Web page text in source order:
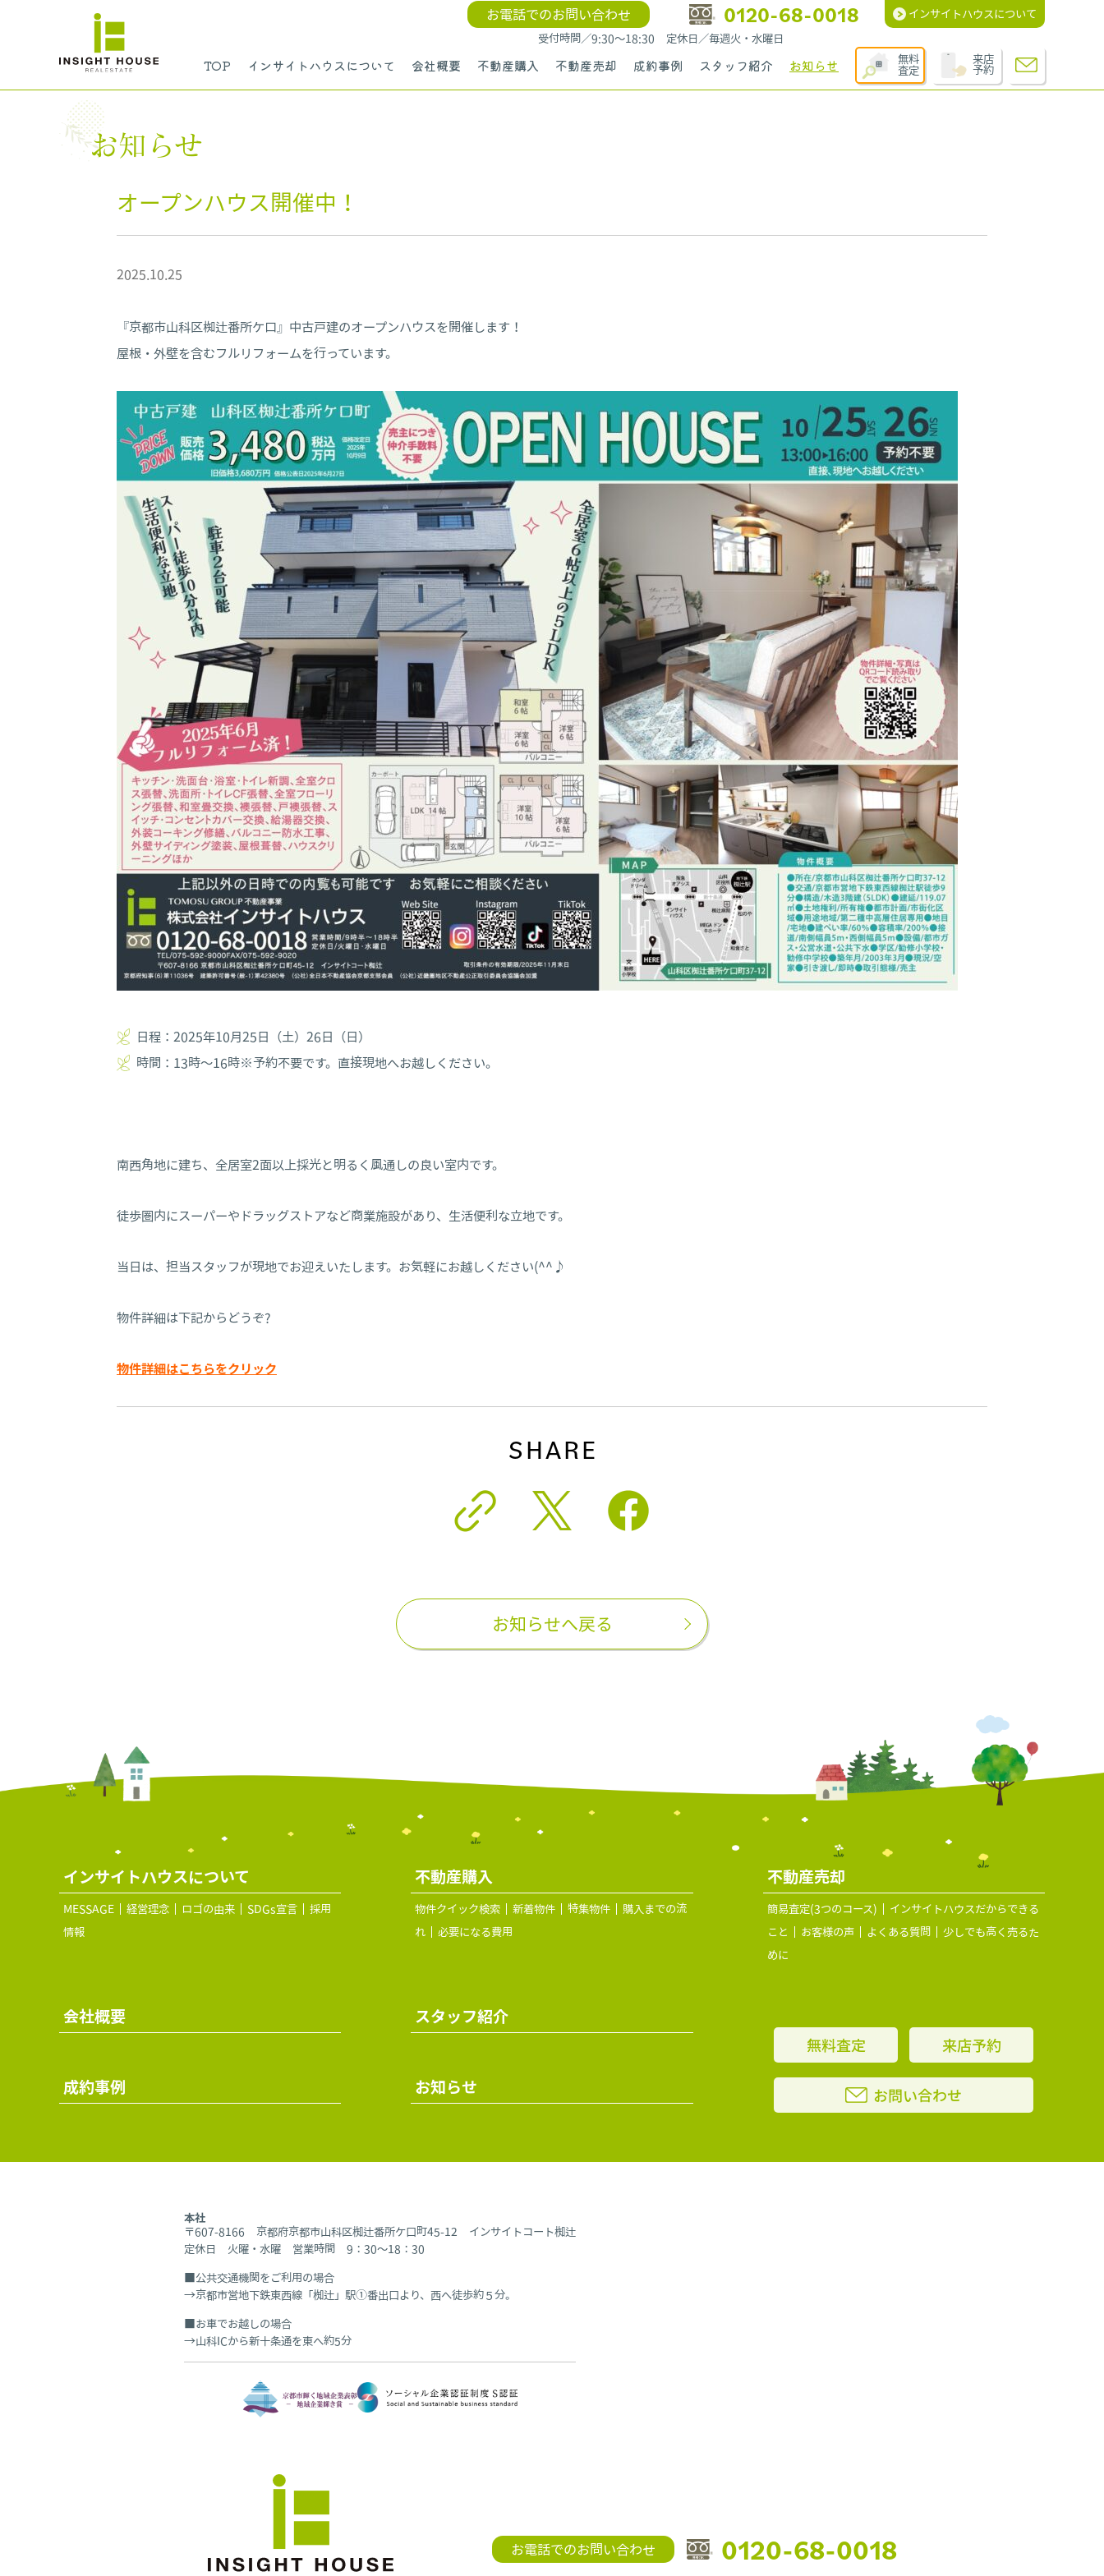
TOP インサイトハウスについて 会社概要 不動産購入 不動産売却 成約事例 スタッフ紹介 お知らせ
無料
査定
来店
予約
お電話でのお問い合わせ 0120-68-0018
受付時間／9:30〜18:30 定休日／毎週火・水曜日
インサイトハウスについて
お知らせ
オープンハウス開催中！
2025.10.25
『京都市山科区椥辻番所ケ口』中古戸建のオープンハウスを開催します！
屋根・外壁を含むフルリフォームを行っています。
日程：2025年10月25日（土）26日（日）
時間：13時～16時※予約不要です。直接現地へお越しください。
南西角地に建ち、全居室2面以上採光と明るく風通しの良い室内です。
徒歩圏内にスーパーやドラッグストアなど商業施設があり、生活便利な立地です。
当日は、担当スタッフが現地でお迎えいたします。お気軽にお越しください(^^♪
物件詳細は下記からどうぞ?
物件詳細はこちらをクリック
SHARE
お知らせへ戻る
インサイトハウスについて
MESSAGE 経営理念 ロゴの由来 SDGs宣言
採用
情報
不動産購入
物件クイック検索 新着物件 特集物件
購入までの流
れ
必要になる費用
不動産売却
簡易査定(3つのコース)
インサイトハウスだからできる
こと
お客様の声 よくある質問
少しでも高く売るた
めに
会社概要
成約事例
スタッフ紹介
お知らせ
無料査定 来店予約
お問い合わせ
本社
〒607-8166 京都府京都市山科区椥辻番所ケ口町45-12 インサイトコート椥辻
定休日 火曜・水曜 営業時間 9：30～18：30
公共交通機関をご利用の場合
京都市営地下鉄東西線「椥辻」駅①番出口より、西へ徒歩約５分。
お車でお越しの場合
山科ICから新十条通を東へ約5分
お電話でのお問い合わせ 0120-68-0018